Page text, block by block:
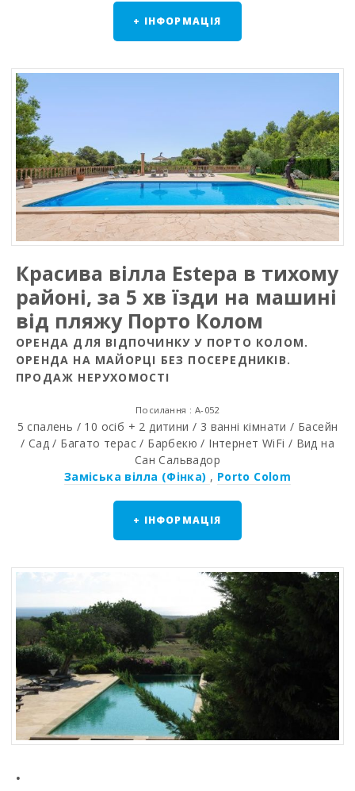
+ ІНФОРМАЦІЯ
Красива вілла Estepa в тихому
районі, за 5 хв їзди на машині
від пляжу Порто Колом
ОРЕНДА ДЛЯ ВІДПОЧИНКУ У ПОРТО КОЛОМ.
ОРЕНДА НА МАЙОРЦІ БЕЗ ПОСЕРЕДНИКІВ.
ПРОДАЖ НЕРУХОМОСТІ
Посилання : A-052
5 спалень / 10 осіб + 2 дитини / 3 ванні кімнати / Басейн
/ Сад / Багато терас / Барбекю / Інтернет WiFi / Вид на
Сан Сальвадор
Заміська вілла (Фінка) , Porto Colom
+ ІНФОРМАЦІЯ
.